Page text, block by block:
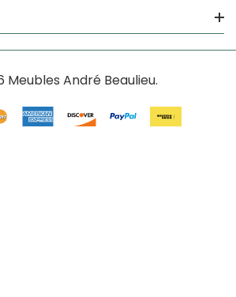
Meubles André Beaulieu.